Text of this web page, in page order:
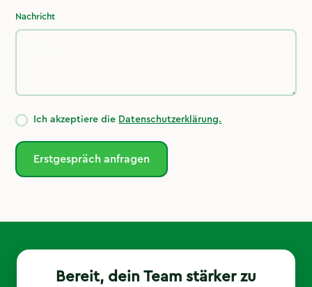
Nachricht
Ich akzeptiere die Datenschutzerklärung.
Bereit, dein Team stärker zu